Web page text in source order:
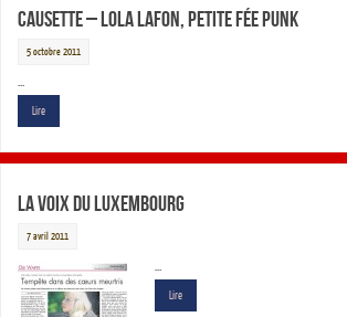
Causette – Lola Lafon, petite fée punk
5 octobre 2011
…
Lire
La Voix du Luxembourg
7 avril 2011
…
Lire